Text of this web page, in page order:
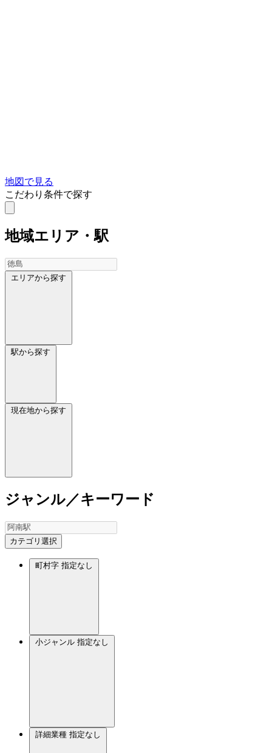
地図で見る
こだわり条件で探す
地域エリア・駅
エリアから探す
駅から探す
現在地から探す
ジャンル／キーワード
カテゴリ選択
町村字 指定なし
小ジャンル 指定なし
詳細業種 指定なし